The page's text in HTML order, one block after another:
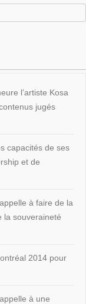
l’artiste Kosa
jugés
capacités de ses
et de
à faire de la
la souveraineté
2014 pour
à une